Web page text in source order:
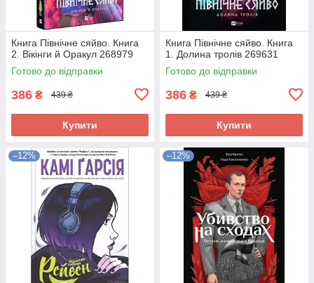
Книга Північне сяйво. Книга
2. Вікінги й Оракул 268979
Готово до відправки
386 ₴ 439 ₴
Купити
Книга Північне сяйво. Книга
1. Долина тролів 269631
Готово до відправки
386 ₴ 439 ₴
Купити
–12% –12%